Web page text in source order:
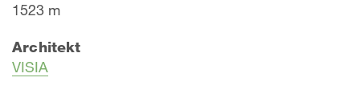
1523 m
Architekt
VISIA